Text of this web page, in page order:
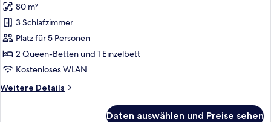
Superior-
Apartment,
3 Schlafzimmer,
Meerblick
anzeigen
80 m²
3 Schlafzimmer
Platz für 5 Personen
2 Queen-Betten und 1 Einzelbett
Kostenloses WLAN
Weitere Details
Weitere
Daten auswählen und Preise sehen